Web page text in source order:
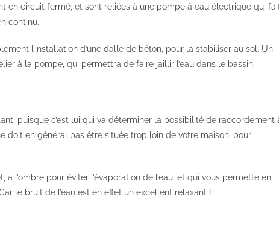
en circuit fermé, et sont reliées à une pompe à eau électrique qui
continu.
l’installation d’une dalle de béton, pour la stabiliser au sol. Un
à la pompe, qui permettra de faire jaillir l’eau dans le bassin.
puisque c’est lui qui va déterminer la possibilité de raccordement
doit en général pas être située trop loin de votre maison, pour
l’ombre pour éviter l’évaporation de l’eau, et qui vous permette en
le bruit de l’eau est en effet un excellent relaxant !